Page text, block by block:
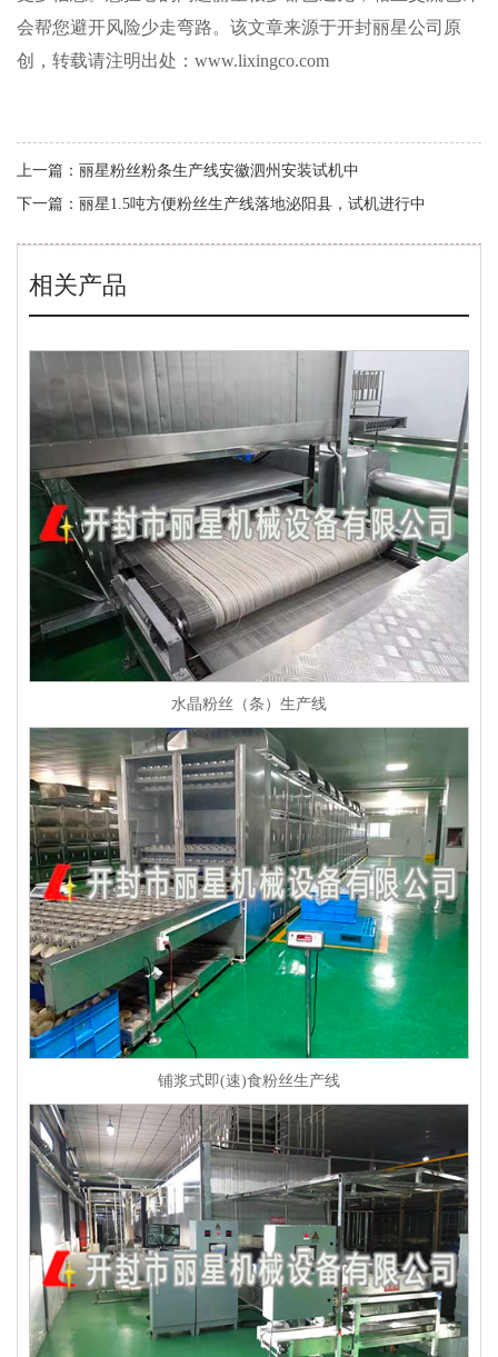
会帮您避开风险少走弯路。该文章来源于开封丽星公司原
创，转载请注明出处：www.lixingco.com
上一篇： 丽星粉丝粉条生产线安徽泗州安装试机中
下一篇： 丽星1.5吨方便粉丝生产线落地泌阳县，试机进行中
相关产品
水晶粉丝（条）生产线
铺浆式即(速)食粉丝生产线